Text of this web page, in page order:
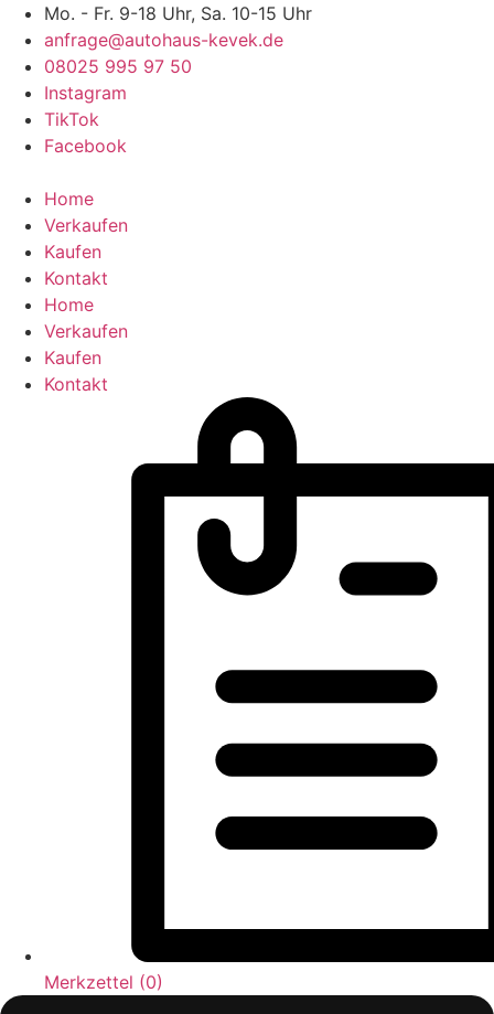
Zum
Inhalt
wechseln
Mo. - Fr. 9-18 Uhr, Sa. 10-15 Uhr
anfrage@autohaus-kevek.de
08025 995 97 50
Instagram
TikTok
Facebook
Home
Verkaufen
Kaufen
Kontakt
Home
Verkaufen
Kaufen
Kontakt
Merkzettel (0)